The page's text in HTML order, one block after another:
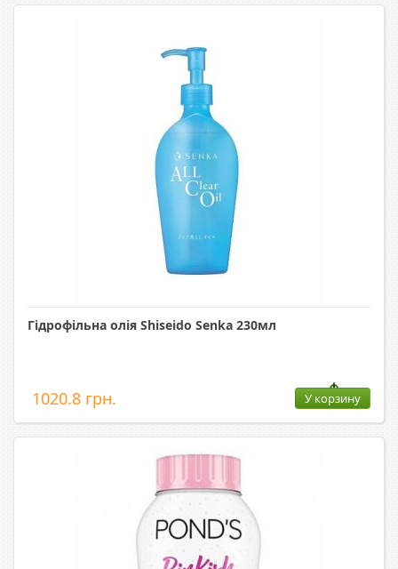
Гідрофільна олія Shiseido Senka 230мл
1020.8 грн. У корзину